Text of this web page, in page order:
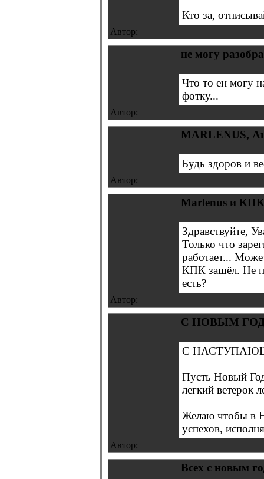
Кто за,
Автор:
не могу
Что то ен могу
фотку...
Автор:
MARLENUS,
Будь здоров и
Автор:
Marlenus и КПК
Здравствуйте,
Только что
работает...
КПК зашёл. Не
есть?
Автор:
С НОВЫМ
С
Пусть Новый Год
легкий ветерок
Желаю чтобы в
успехов,
Автор:
Всех с новым